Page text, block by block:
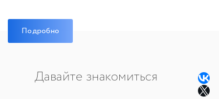
Подробно
Давайте знакомиться